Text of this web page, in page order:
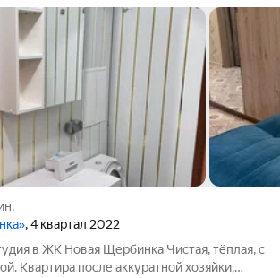
, 4 квартал 2022
в ЖК Новая Щербинка Чистая, тёплая, с
Квартира после аккуратной хозяйки,